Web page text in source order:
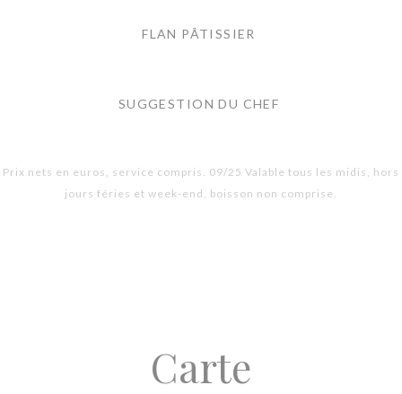
FLAN PÂTISSIER
SUGGESTION DU CHEF
Prix nets en euros, service compris. 09/25 Valable tous les midis, hors
jours féries et week-end, boisson non comprise.
Carte